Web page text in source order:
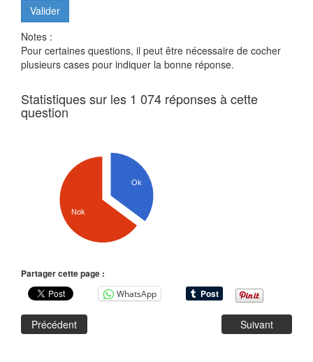
Notes :
Pour certaines questions, il peut être nécessaire de cocher
plusieurs cases pour indiquer la bonne réponse.
Statistiques sur les 1 074 réponses à cette
question
Ok
Nok
Partager cette page :
WhatsApp
Précédent Suivant